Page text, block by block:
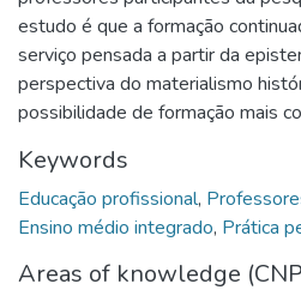
estudo é que a formação
serviço pensada a partir da
perspectiva do materialismo
possibilidade de formação mais
Keywords
Educação profissional,
Ensino médio integrado, Prática
Areas of knowledge